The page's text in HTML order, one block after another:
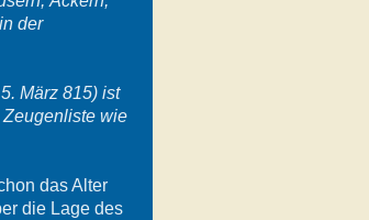
der
März 815) ist
Zeugenliste wie
das Alter
die Lage des